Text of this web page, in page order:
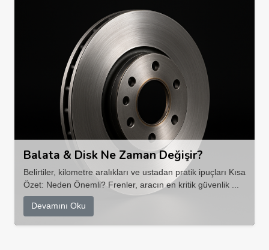
Balata & Disk Ne Zaman Değişir?
Belirtiler, kilometre aralıkları ve ustadan pratik ipuçları Kısa
Özet: Neden Önemli? Frenler, aracın en kritik güvenlik ...
Devamını Oku